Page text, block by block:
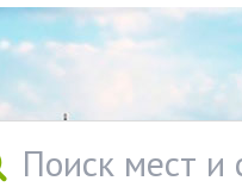
Поиск мест и